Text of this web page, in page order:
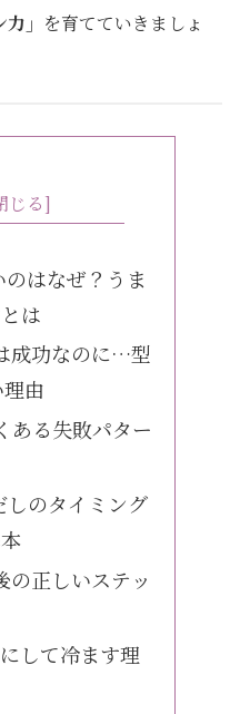
」 を育てていきましょ
はなぜ？うま
は
成功なのに…型
由
ある失敗パター
しのタイミング
の正しいステッ
して冷ます理